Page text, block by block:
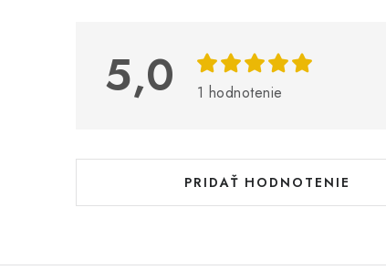
5,0 1 hodnotenie
PRIDAŤ HODNOTENIE
o
n